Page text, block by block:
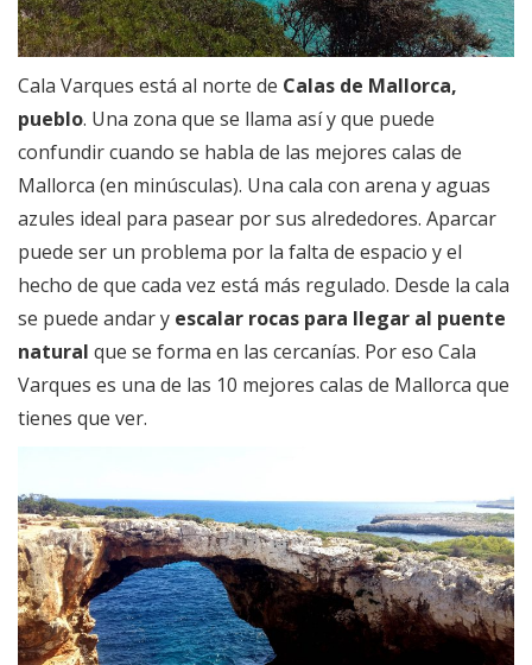
Cala Varques está al norte de Calas de Mallorca,
pueblo. Una zona que se llama así y que puede
confundir cuando se habla de las mejores calas de
Mallorca (en minúsculas). Una cala con arena y aguas
azules ideal para pasear por sus alrededores. Aparcar
puede ser un problema por la falta de espacio y el
hecho de que cada vez está más regulado. Desde la cala
se puede andar y escalar rocas para llegar al puente
natural que se forma en las cercanías. Por eso Cala
Varques es una de las 10 mejores calas de Mallorca que
tienes que ver.